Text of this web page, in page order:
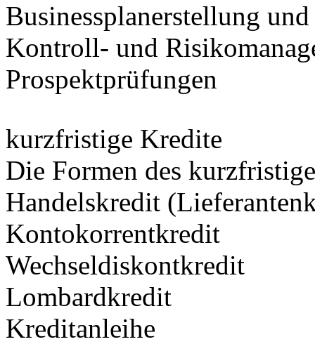
Businessplanerstellung
Kontroll- und
Prospektprüfungen
kurzfristige Kredite
Die Formen des
Handelskredit
Kontokorrentkredit
Wechseldiskontkredit
Lombardkredit
Kreditanleihe